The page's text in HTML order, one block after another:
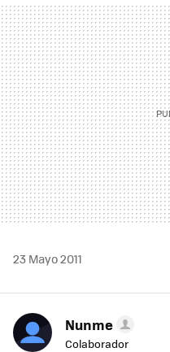
MAIL
23 Mayo 2011
Nunme
Colaborador